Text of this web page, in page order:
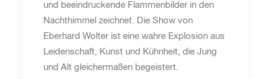
und beeindruckende Flammenbilder in den
Nachthimmel zeichnet. Die Show von
Eberhard Wolter ist eine wahre Explosion aus
Leidenschaft, Kunst und Kühnheit, die Jung
und Alt gleichermaßen begeistert.